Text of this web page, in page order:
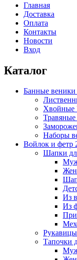
Главная
Доставка
Оплата
Контакты
Новости
Вход
Каталог
Банные веники
Хвойные
Травяные
Наборы
Войлок и фетр
Шапки
Из
Из
Рукавицы
Тапочки